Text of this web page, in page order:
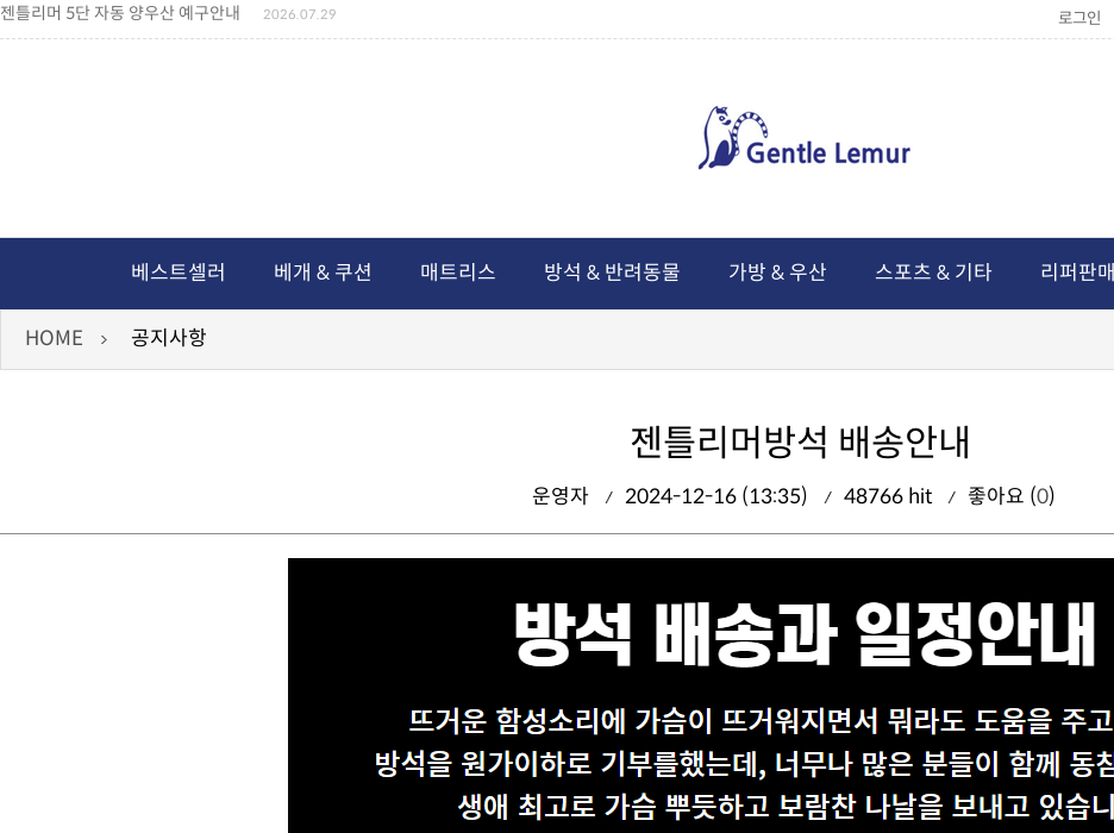
젠틀리머 5단 자동 양우산 예구안내 2026.07.29
젠틀리머 메모리제품 가격인상 안내 2026.07.27
독서쿠션 2차 예구안내 2026.08.04
로그인
베스트셀러 베개 & 쿠션 매트리스 방석 & 반려동물 가방 & 우산 스포츠 & 기타 리퍼판매
HOME 공지사항
젠틀리머방석 배송안내
운영자 2024-12-16 (13:35) 48766 hit 좋아요 (0)